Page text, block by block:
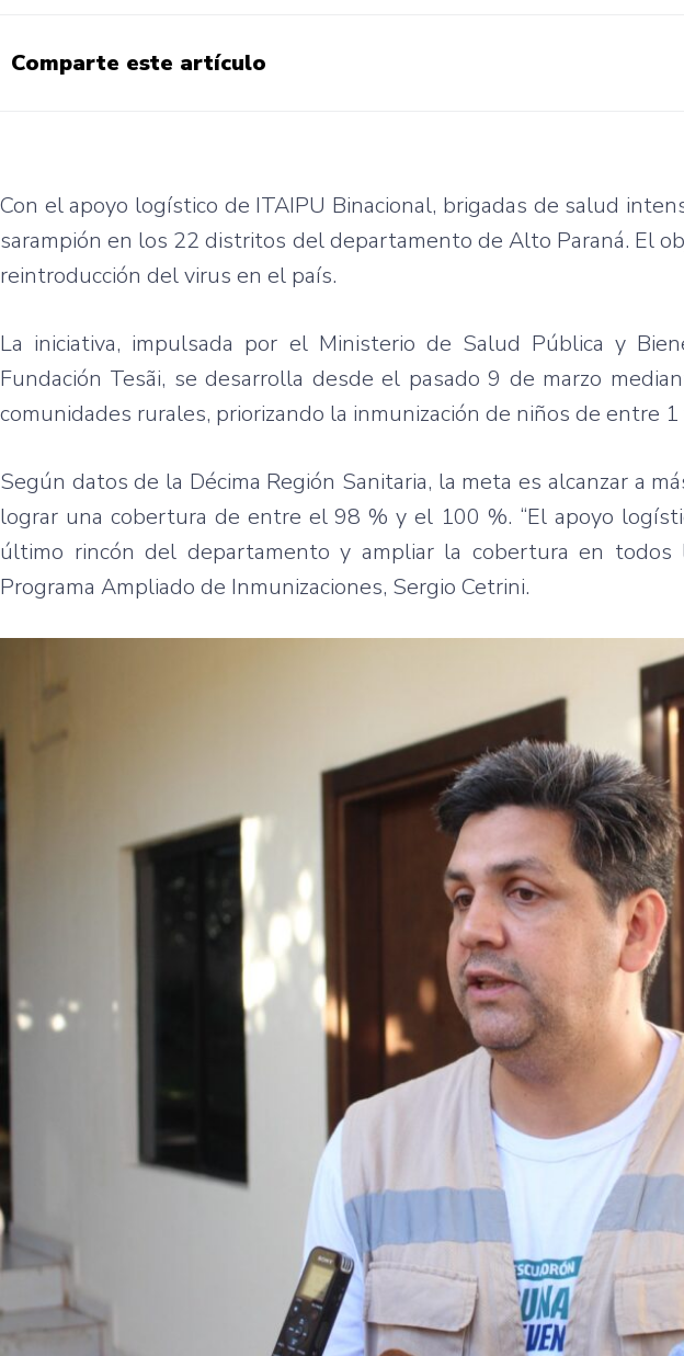
Comparte este artículo
Con el apoyo logístico de ITAIPU Binacional, brigadas de salud
sarampión en los 22 distritos del departamento de Alto Paraná. El
reintroducción del virus en el país.
La iniciativa, impulsada por el Ministerio de Salud Pública y
Fundación Tesãi, se desarrolla desde el pasado 9 de marzo
comunidades rurales, priorizando la inmunización de niños de entre 1
Según datos de la Décima Región Sanitaria, la meta es alcanzar a
lograr una cobertura de entre el 98 % y el 100 %. “El apoyo
último rincón del departamento y ampliar la cobertura en
Programa Ampliado de Inmunizaciones, Sergio Cetrini.